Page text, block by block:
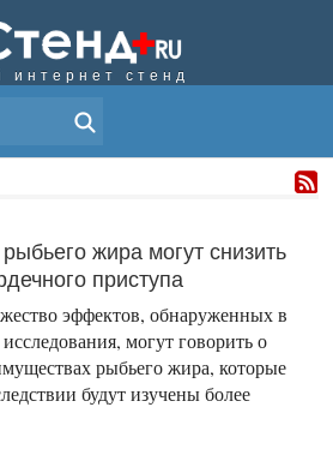
интернет стенд
жира могут снизить
приступа
эффектов, обнаруженных в
исследования, могут говорить о
рыбьего жира, которые
будут изучены более